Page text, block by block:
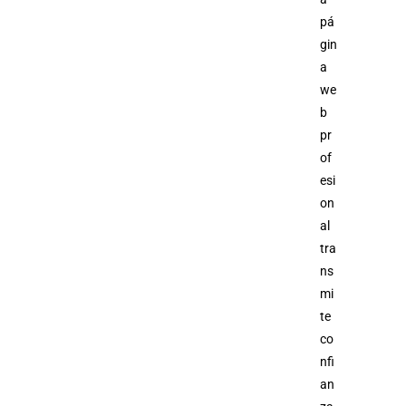
pá
gin
a
we
b
pr
of
esi
on
al
tra
ns
mi
te
co
nfi
an